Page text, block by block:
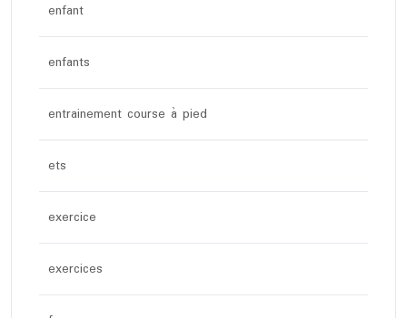
enfant
enfants
entrainement course à pied
ets
exercice
exercices